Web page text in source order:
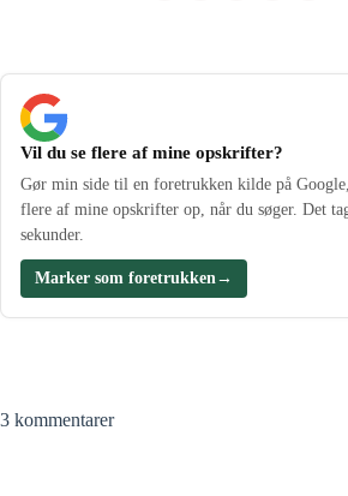
Vil du se flere af mine opskrifter?
Gør min side til en foretrukken kilde på
flere af mine opskrifter op, når du søger. Det
sekunder.
Marker som foretrukken→
3 kommentarer